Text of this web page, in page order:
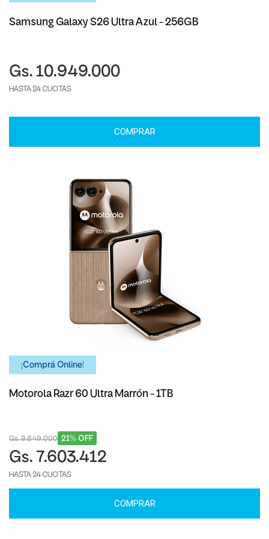
Samsung Galaxy S26 Ultra Azul - 256GB
Gs. 10.949.000
HASTA 24 CUOTAS
COMPRAR
¡Comprá Online!
Motorola Razr 60 Ultra Marrón - 1TB
21% OFF
Gs. 9.649.000
Gs. 7.603.412
HASTA 24 CUOTAS
COMPRAR